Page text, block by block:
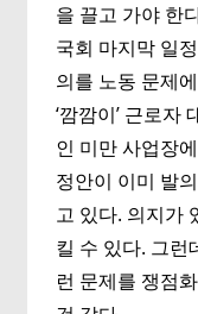
을 끌고 가야 한
국회 마지막 일
의를 노동 문제
‘깜깜이’ 근로자
인 미만 사업장
정안이 이미 발
고 있다. 의지가
킬 수 있다. 그런
런 문제를 쟁점